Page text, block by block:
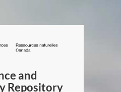
/
and
Repository